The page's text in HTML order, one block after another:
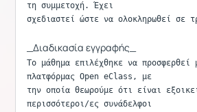
τη συμμετοχή. Έχει
σχεδιαστεί ώστε να ολοκληρωθεί σε
Διαδικασία εγγραφής
Το μάθημα επιλέχθηκε να προσφερθεί
πλατφόρμας Open eClass, με
την οποία θεωρούμε ότι είναι
περισσότεροι/ες συνάδελφοι